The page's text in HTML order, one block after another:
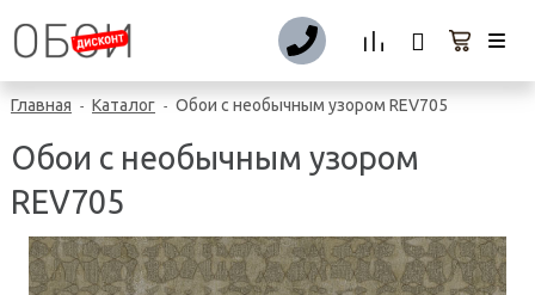
Главная - Каталог - Обои с необычным узором REV705
Обои с необычным узором
REV705